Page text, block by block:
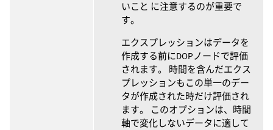
いこと に注意するのが重要で
す。
エクスプレッションはデータを
作成する前にDOPノードで評価
されます。 時間を含んだエクス
プレッションもこの単一のデー
タが作成された時だけ評価され
ます。 このオプションは、時間
軸で変化しないデータに適して